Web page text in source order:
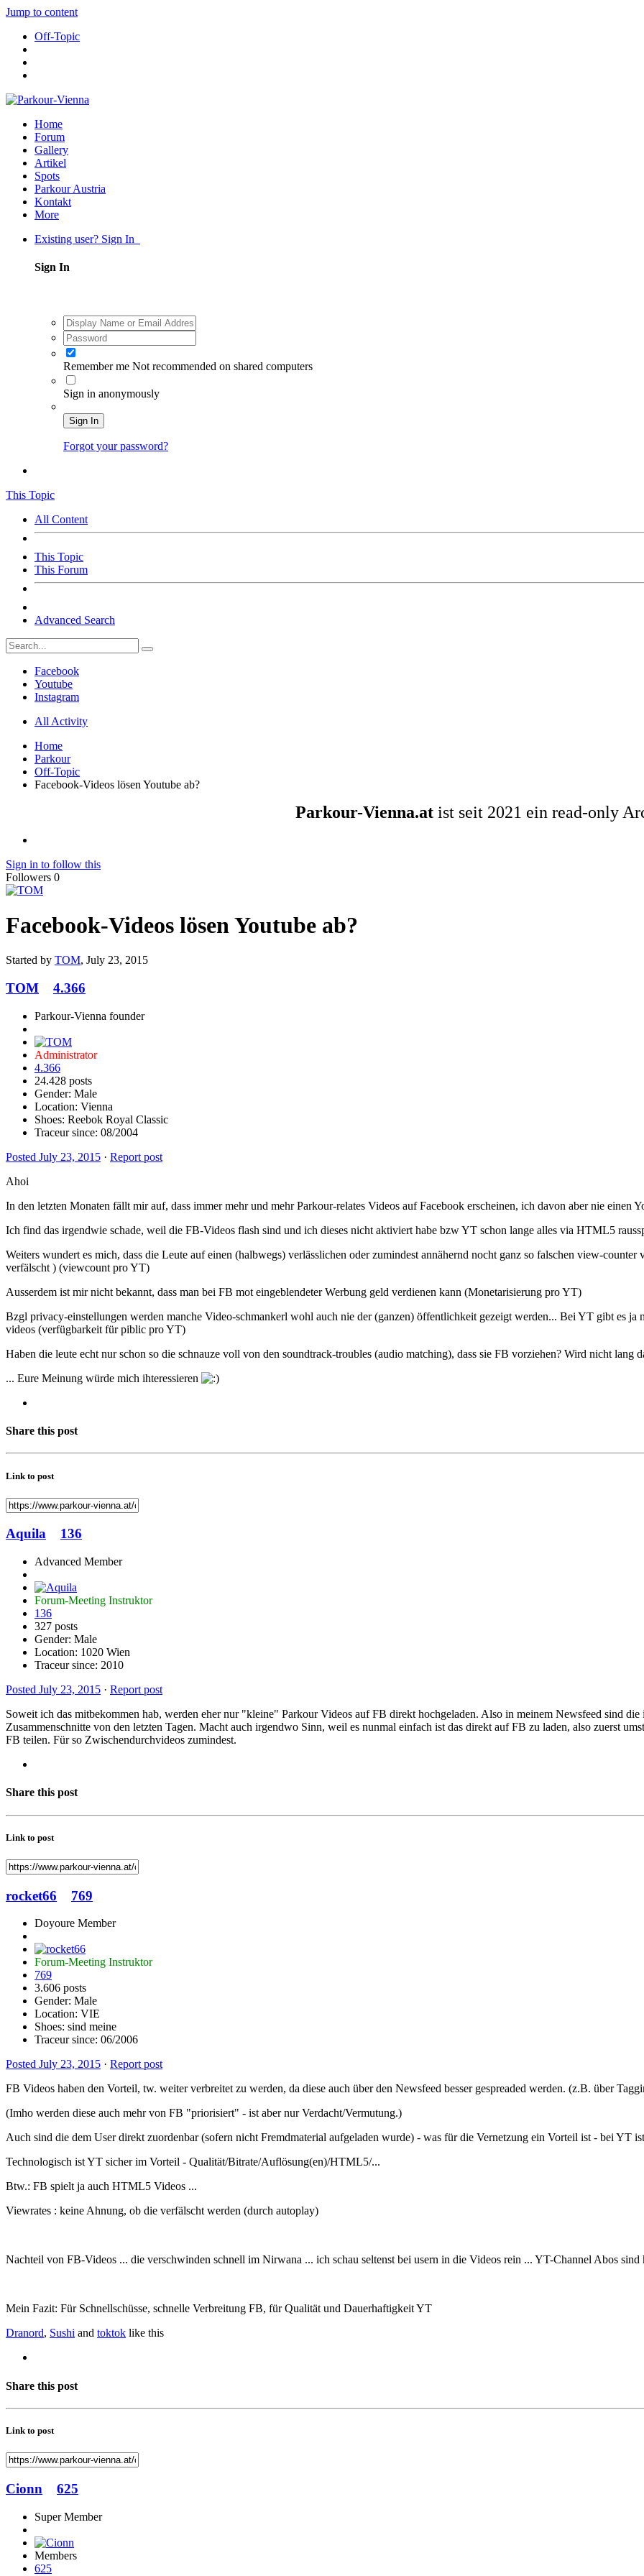
Jump to content
Off-Topic
Home
Forum
Gallery
Artikel
Spots
Parkour Austria
Kontakt
More
Existing user? Sign In
Sign In
Remember me Not recommended on shared computers
Sign in anonymously
Sign In
Forgot your password?
This Topic
All Content
This Topic
This Forum
Advanced Search
Facebook
Youtube
Instagram
All Activity
Home
Parkour
Off-Topic
Facebook-Videos lösen Youtube ab?
Parkour-Vienna.at ist seit 2021 ein read-only
Sign in to follow this
Followers 0
Facebook-Videos lösen Youtube ab?
Started by TOM, July 23, 2015
TOM 4.366
Parkour-Vienna founder
Administrator
4.366
24.428 posts
Gender: Male
Location: Vienna
Shoes: Reebok Royal Classic
Traceur since: 08/2004
Posted July 23, 2015 · Report post
Ahoi
In den letzten Monaten fällt mir auf, dass immer mehr und mehr Parkour-relates Videos auf Facebook erscheinen, ich davon aber nie
Ich find das irgendwie schade, weil die FB-Videos flash sind und ich dieses nicht aktiviert habe bzw YT schon lange alles via HTML5
Weiters wundert es mich, dass die Leute auf einen (halbwegs) verlässlichen oder zumindest annähernd nocht ganz so falschen view-
verfälscht ) (viewcount pro YT)
Ausserdem ist mir nicht bekannt, dass man bei FB mot eingeblendeter Werbung geld verdienen kann (Monetarisierung pro YT)
Bzgl privacy-einstellungen werden manche Video-schmankerl wohl auch nie der (ganzen) öffentlichkeit gezeigt werden... Bei YT gibt es
videos (verfügbarkeit für piblic pro YT)
Haben die leute echt nur schon so die schnauze voll von den soundtrack-troubles (audio matching), dass sie FB vorziehen? Wird nicht lang
... Eure Meinung würde mich ihteressieren
Share this post
Link to post
Aquila 136
Advanced Member
Forum-Meeting Instruktor
136
327 posts
Gender: Male
Location: 1020 Wien
Traceur since: 2010
Posted July 23, 2015 · Report post
Soweit ich das mitbekommen hab, werden eher nur "kleine" Parkour Videos auf FB direkt hochgeladen. Also in meinem Newsfeed sind
Zusammenschnitte von den letzten Tagen. Macht auch irgendwo Sinn, weil es nunmal einfach ist das direkt auf FB zu laden, also zuerst
FB teilen. Für so Zwischendurchvideos zumindest.
Share this post
Link to post
rocket66 769
Doyoure Member
Forum-Meeting Instruktor
769
3.606 posts
Gender: Male
Location: VIE
Shoes: sind meine
Traceur since: 06/2006
Posted July 23, 2015 · Report post
FB Videos haben den Vorteil, tw. weiter verbreitet zu werden, da diese auch über den Newsfeed besser gespreaded werden. (z.B. über
(Imho werden diese auch mehr von FB "priorisiert" - ist aber nur Verdacht/Vermutung.)
Auch sind die dem User direkt zuordenbar (sofern nicht Fremdmaterial aufgeladen wurde) - was für die Vernetzung ein Vorteil ist - bei YT
Technologisch ist YT sicher im Vorteil - Qualität/Bitrate/Auflösung(en)/HTML5/...
Btw.: FB spielt ja auch HTML5 Videos ...
Viewrates : keine Ahnung, ob die verfälscht werden (durch autoplay)
Nachteil von FB-Videos ... die verschwinden schnell im Nirwana ... ich schau seltenst bei usern in die Videos rein ... YT-Channel Abos
Mein Fazit: Für Schnellschüsse, schnelle Verbreitung FB, für Qualität und Dauerhaftigkeit YT
Dranord, Sushi and toktok like this
Share this post
Link to post
Cionn 625
Super Member
Members
625